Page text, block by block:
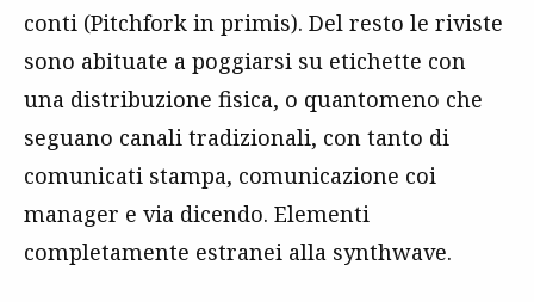
conti (Pitchfork in primis). Del resto le riviste
sono abituate a poggiarsi su etichette con
una distribuzione fisica, o quantomeno che
seguano canali tradizionali, con tanto di
comunicati stampa, comunicazione coi
manager e via dicendo. Elementi
completamente estranei alla synthwave.